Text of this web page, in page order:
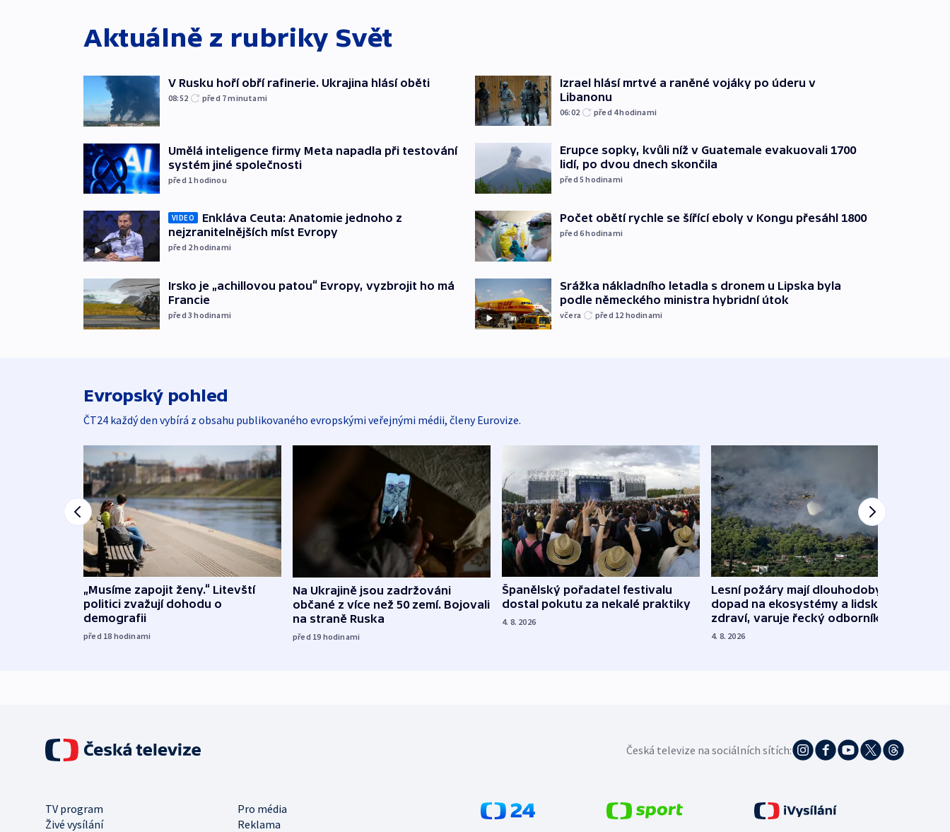
Aktuálně z rubriky Svět
V Rusku hoří obří rafinerie. Ukrajina hlásí oběti
08:52 před 7minutami
Umělá inteligence firmy Meta napadla při testování
systém jiné společnosti
před 1hodinou
VIDEO
Enkláva Ceuta: Anatomie jednoho z
nejzranitelnějších míst Evropy
před 2hodinami
Irsko je „achillovou patou“ Evropy, vyzbrojit ho má
Francie
před 3hodinami
Izrael hlásí mrtvé a raněné vojáky po úderu v
Libanonu
06:02 před 4hodinami
Erupce sopky, kvůli níž v Guatemale evakuovali 1700
lidí, po dvou dnech skončila
před 5hodinami
Počet obětí rychle se šířící eboly v Kongu přesáhl 1800
před 6hodinami
Srážka nákladního letadla s dronem u Lipska byla
podle německého ministra hybridní útok
včera před 12 hodinami
Evropský pohled
ČT24 každý den vybírá z obsahu publikovaného evropskými veřejnými médii, členy Eurovize.
„Musíme zapojit ženy.“ Litevští
politici zvažují dohodu o
demografii
před 18 hodinami
Na Ukrajině jsou zadržováni
občané z více než 50 zemí. Bojovali
na straně Ruska
před 19 hodinami
Španělský pořadatel festivalu
dostal pokutu za nekalé praktiky
4. 8. 2026
Lesní požáry mají dlouhodobý
dopad na ekosystémy a lidské
zdraví, varuje řecký odborník
4. 8. 2026
Česká televize na sociálních sítích:
TV program
Pro média
Živé vysílání
Reklama